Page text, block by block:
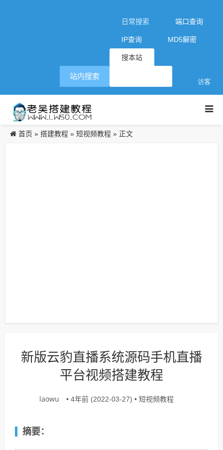
日常搜索 端口查询
IP查询 MD5解密
搜本站
访客
站内搜索
首页 » 搭建教程 » 短视频教程 » 正文
新版云豹直播系统源码手机直播
平台视频搭建教程
laowu • 4年前 (2022-03-27) • 短视频教程
摘要：